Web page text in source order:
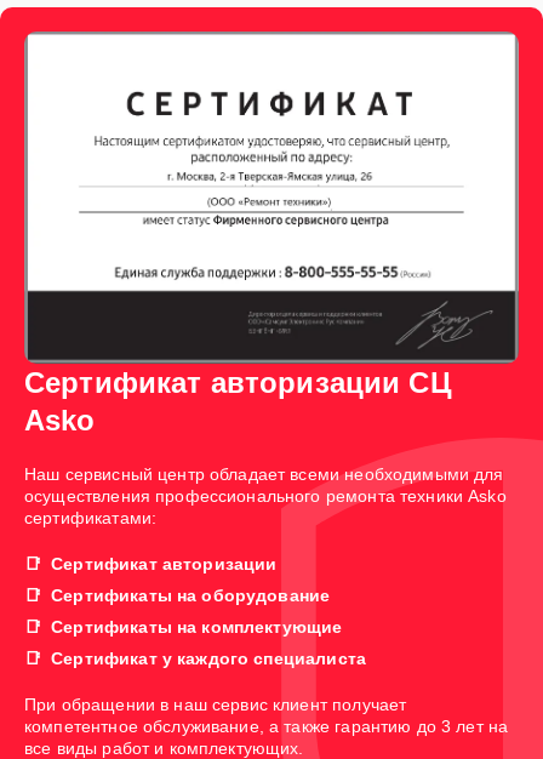
Сертификат авторизации СЦ
Asko
Наш сервисный центр обладает всеми необходимыми для
осуществления профессионального ремонта техники Asko
сертификатами:
Сертификат авторизации
Сертификаты на оборудование
Сертификаты на комплектующие
Сертификат у каждого специалиста
При обращении в наш сервис клиент получает
компетентное обслуживание, а также гарантию до 3 лет на
все виды работ и комплектующих.